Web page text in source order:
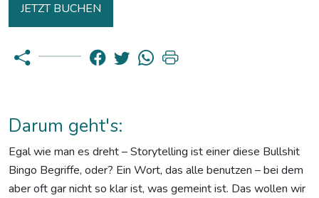
JETZT BUCHEN
Darum geht's:
Egal wie man es dreht – Storytelling ist einer diese Bullshit
Bingo Begriffe, oder? Ein Wort, das alle benutzen – bei dem
aber oft gar nicht so klar ist, was gemeint ist. Das wollen wir